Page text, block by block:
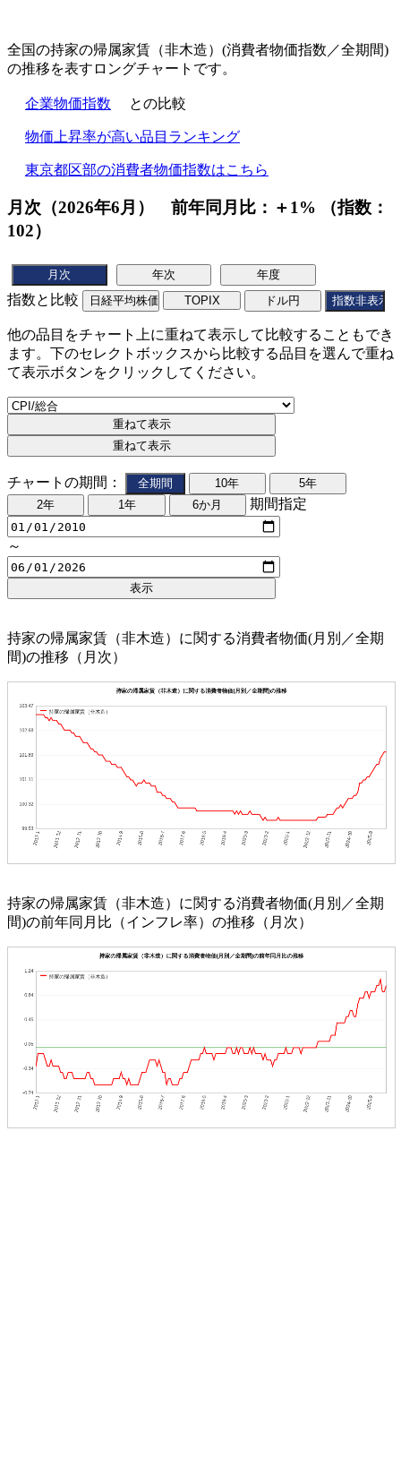
全国の持家の帰属家賃（非木造）(消費者物価指数／全期間)
の推移を表すロングチャートです。
企業物価指数 との比較
物価上昇率が高い品目ランキング
東京都区部の消費者物価指数はこちら
月次（2026年6月） 前年同月比：＋1% （指数：
102）
指数と比較
他の品目をチャート上に重ねて表示して比較することもでき
ます。下のセレクトボックスから比較する品目を選んで重ね
て表示ボタンをクリックしてください。
チャートの期間：
期間指定
～
持家の帰属家賃（非木造）に関する消費者物価(月別／全期
間)の推移（月次）
持家の帰属家賃（非木造）に関する消費者物価(月別／全期
間)の前年同月比（インフレ率）の推移（月次）